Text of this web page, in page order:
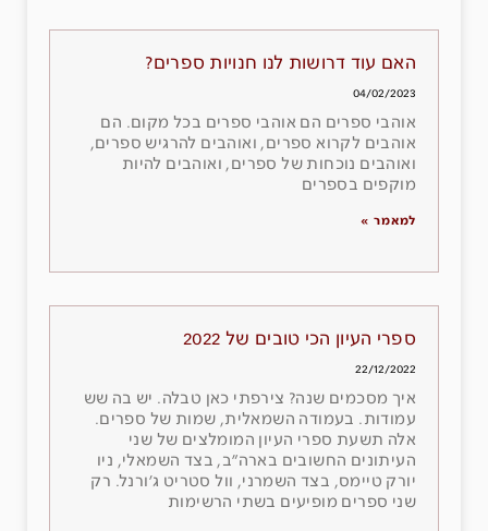
האם עוד דרושות לנו חנויות ספרים?
04/02/2023
אוהבי ספרים הם אוהבי ספרים בכל מקום. הם
אוהבים לקרוא ספרים, ואוהבים להרגיש ספרים,
ואוהבים נוכחות של ספרים, ואוהבים להיות
מוקפים בספרים
למאמר »
ספרי העיון הכי טובים של 2022
22/12/2022
איך מסכמים שנה? צירפתי כאן טבלה. יש בה שש
עמודות. בעמודה השמאלית, שמות של ספרים.
אלה תשעת ספרי העיון המומלצים של שני
העיתונים החשובים בארה״ב, בצד השמאלי, ניו
יורק טיימס, בצד השמרני, וול סטריט ג׳ורנל. רק
שני ספרים מופיעים בשתי הרשימות